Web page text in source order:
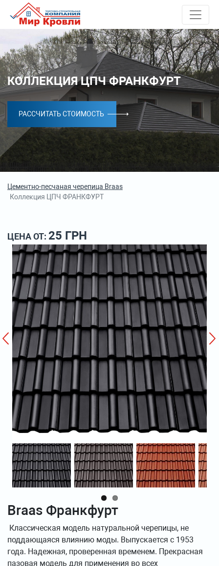
КОЛЛЕКЦИЯ ЦПЧ ФРАНКФУРТ
РАССЧИТАТЬ СТОИМОСТЬ
Цементно-песчаная черепица Braas
Коллекция ЦПЧ ФРАНКФУРТ
ЦЕНА ОТ: 25 ГРН
Braas Франкфурт
Классическая модель натуральной черепицы, не
поддающаяся влиянию моды. Выпускается с 1953
года. Надежная, проверенная временем. Прекрасная
пазовая модель для применения во всех